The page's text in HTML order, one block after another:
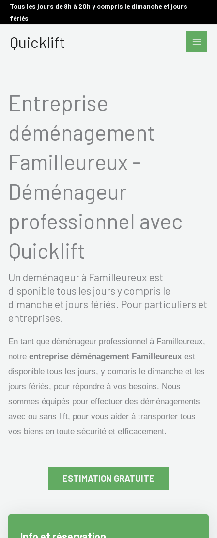
AllerTous les jours de 8h à 20h y compris le dimanche et jours
fériés
Quicklift
Main
Entreprise
déménagement
Familleureux -
Déménageur
professionnel avec
Quicklift
Un déménageur à Familleureux est
disponible tous les jours y compris le
dimanche et jours fériés. Pour particuliers et
entreprises.
En tant que déménageur professionnel à Familleureux,
notre entreprise déménagement Familleureux est
disponible tous les jours, y compris le dimanche et les
jours fériés, pour répondre à vos besoins. Nous
sommes équipés pour effectuer des déménagements
avec ou sans lift, pour vous aider à transporter tous
vos biens en toute sécurité et efficacement.
ESTIMATION GRATUITE